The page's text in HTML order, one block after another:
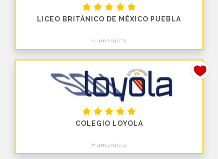
LICEO BRITÁNICO DE MÉXICO PUEBLA
Humanista
COLEGIO LOYOLA
Humanista